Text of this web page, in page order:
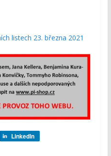
listech 23. března 2021
LinkedIn